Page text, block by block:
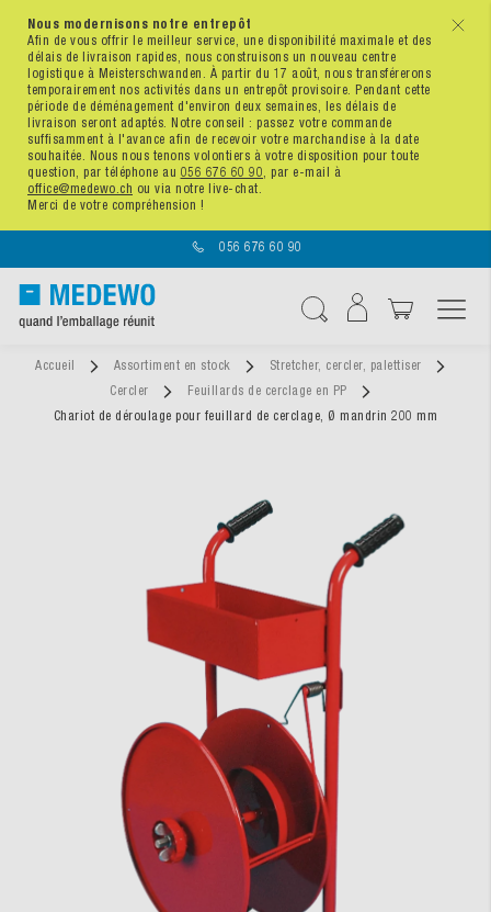
x
Nous modernisons notre entrepôt
Afin de vous offrir le meilleur service, une disponibilité maximale et des
délais de livraison rapides, nous construisons un nouveau centre
logistique à Meisterschwanden. À partir du 17 août, nous transférerons
temporairement nos activités dans un entrepôt provisoire. Pendant cette
période de déménagement d'environ deux semaines, les délais de
livraison seront adaptés. Notre conseil : passez votre commande
suffisamment à l'avance afin de recevoir votre marchandise à la date
souhaitée. Nous nous tenons volontiers à votre disposition pour toute
question, par téléphone au 056 676 60 90, par e-mail à
office@medewo.ch ou via notre live-chat.
Merci de votre compréhension !
056 676 60 90
Accueil Assortiment en stock
Stretcher, cercler, palettiser
Cercler
Feuillards de cerclage en PP
Chariot de déroulage pour feuillard de cerclage, Ø mandrin 200 mm